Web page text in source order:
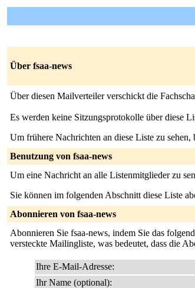
Über fsaa-news
Über diesen Mailverteiler verschickt die
Es werden keine Sitzungsprotokolle über diese
Um frühere Nachrichten an diese Liste zu sehen,
Benutzung von fsaa-news
Um eine Nachricht an alle Listenmitglieder zu
Sie können im folgenden Abschnitt diese Liste
Abonnieren von fsaa-news
Abonnieren Sie fsaa-news, indem Sie das
versteckte Mailingliste, was bedeutet, dass die
Ihre E-Mail-Adresse:
Ihr Name (optional):